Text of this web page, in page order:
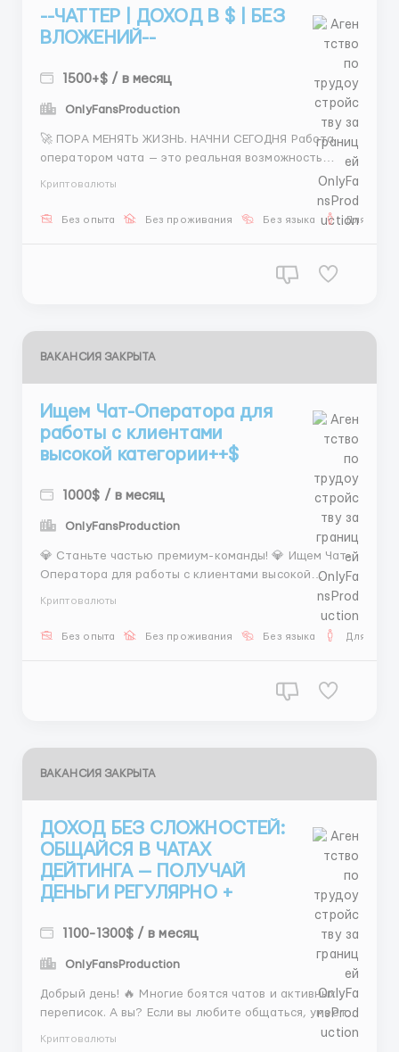
--ЧАТТЕР | ДОХОД В $ | БЕЗ
ВЛОЖЕНИЙ--
1500+$ / в месяц
OnlyFansProduction
🚀 ПОРА МЕНЯТЬ ЖИЗНЬ. НАЧНИ СЕГОДНЯ Работа
оператором чата — это реальная возможность
получать от 900до1300до1300 и выше, не выходя из
управляешь сделкой: от подбора модели до брони
Криптовалюты
Без опыта Без проживания Без языка Для
ВАКАНСИЯ ЗАКРЫТА
Ищем Чат-Оператора для
работы с клиентами
высокой категории++$
1000$ / в месяц
OnlyFansProduction
💎 Станьте частью премиум-команды! 💎 Ищем Чат-
Оператора для работы с клиентами высокой
категории. В этой роли вы создаёте уникальный
опыт: подбираете моделей, организуете встречи и
контролируете каждую деталь. Ваши возможности:
Криптовалюты
Без опыта Без проживания Без языка Для
ВАКАНСИЯ ЗАКРЫТА
ДОХОД БЕЗ СЛОЖНОСТЕЙ:
ОБЩАЙСЯ В ЧАТАХ
ДЕЙТИНГА — ПОЛУЧАЙ
ДЕНЬГИ РЕГУЛЯРНО +
1100-1300$ / в месяц
OnlyFansProduction
Добрый день! 🔥 Многие боятся чатов и активных
переписок. А вы? Если вы любите общаться, умеете
Криптовалюты